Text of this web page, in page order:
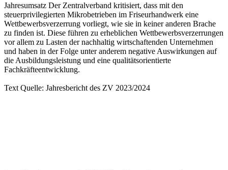
Jahresumsatz Der Zentralverband kritisiert, dass mit den
steuerprivilegierten Mikrobetrieben im Friseurhandwerk eine
Wettbewerbsverzerrung vorliegt, wie sie in keiner anderen Brache
zu finden ist. Diese führen zu erheblichen Wettbewerbsverzerrungen
vor allem zu Lasten der nachhaltig wirtschaftenden Unternehmen
und haben in der Folge unter anderem negative Auswirkungen auf
die Ausbildungsleistung und eine qualitätsorientierte
Fachkräfteentwicklung.
Text Quelle: Jahresbericht des ZV 2023/2024